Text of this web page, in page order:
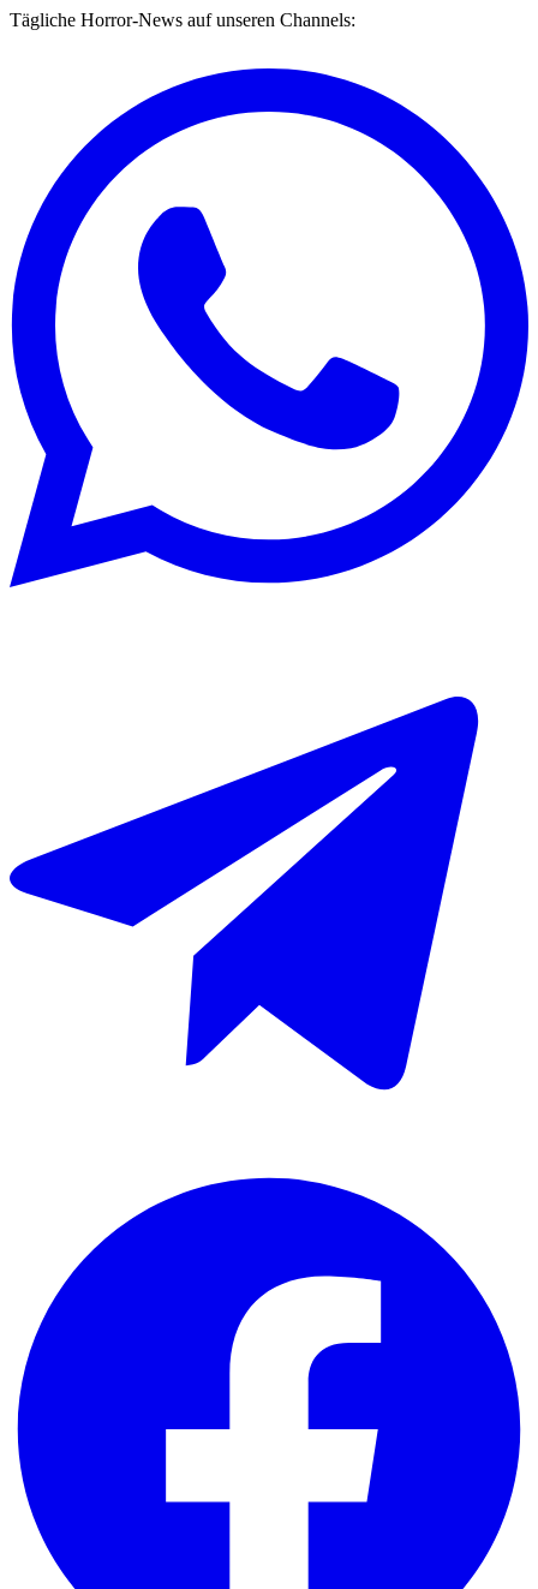
Tägliche Horror-News auf unseren Channels: